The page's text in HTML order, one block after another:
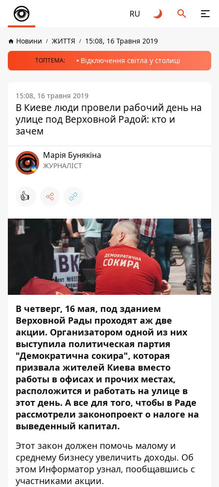
RU
Новини ЖИТТЯ 15:08, 16 Травня 2019
ТОПТЕМА: Відключення світла у столиці
15:08, 16 травня 2019
В Киеве люди провели рабочий день на
улице под Верховной Радой: кто и
зачем
Марія Бунякіна
ЖУРНАЛІСТ
👍
В четверг, 16 мая, под зданием
Верховной Рады проходят аж две
акции. Организатором одной из них
выступила политическая партия
"Демократична сокира", которая
призвала жителей Киева вместо
работы в офисах и прочих местах,
расположится и работать на улице в
этот день. А все для того, чтобы в Раде
рассмотрели законопроект о налоге на
выведенный капитал.
Этот закон должен помочь малому и
среднему бизнесу увеличить доходы. Об
этом Информатор узнал, пообщавшись с
участниками акции.